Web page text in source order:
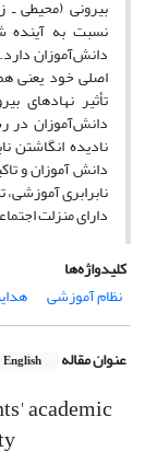
بیرونی (محیطی ـ
نسبت به آینده
دانش‌آموزان
اصلی خود یعنی
تأثیر نهادهای
دانش‌آموزان در
نادیده انگاشتن
دانش آموزان و
نابرابری
دارای منزلت
کلیدواژه‌ها
نظام آموزشی
عنوان مقاله English
academic